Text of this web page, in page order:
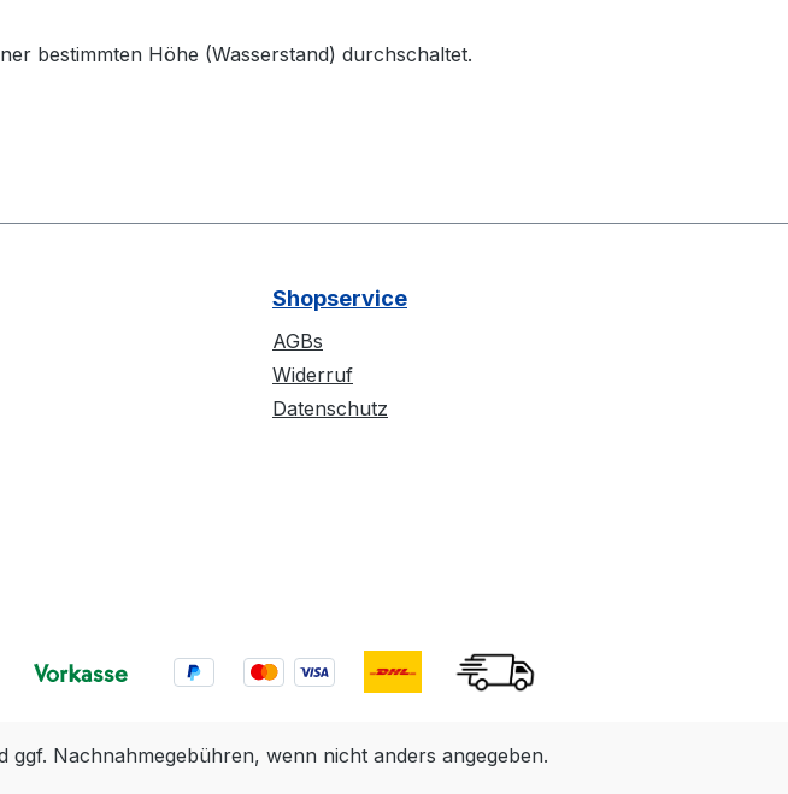
bestimmten Höhe (Wasserstand) durchschaltet.
Shopservice
AGBs
Widerruf
Datenschutz
ggf. Nachnahmegebühren, wenn nicht anders angegeben.